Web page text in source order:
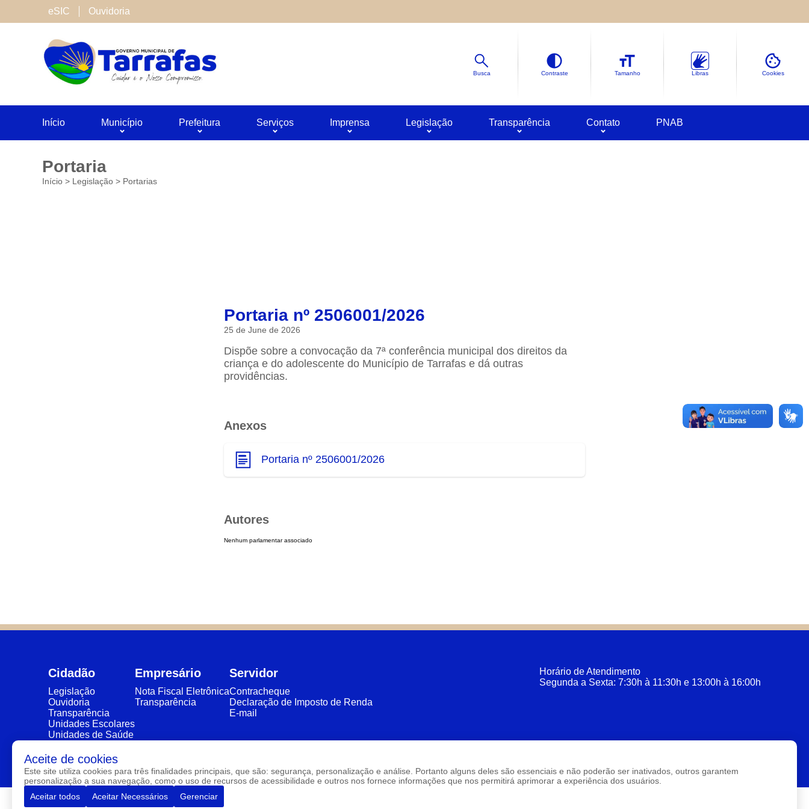
eSIC Ouvidoria
Busca Contraste Tamanho Libras Cookies
Início Município Prefeitura Serviços Imprensa Legislação Transparência Contato PNAB
Portaria
Início > Legislação > Portarias
Portaria nº 2506001/2026
25 de June de 2026
Dispõe sobre a convocação da 7ª conferência municipal dos direitos da
criança e do adolescente do Município de Tarrafas e dá outras
providências.
Anexos
Portaria nº 2506001/2026
Autores
Nenhum parlamentar associado
Cidadão
Legislação
Ouvidoria
Transparência
Unidades Escolares
Unidades de Saúde
Empresário
Nota Fiscal Eletrônica
Transparência
Servidor
Contracheque
Declaração de Imposto de Renda
E-mail
Horário de Atendimento
Segunda a Sexta: 7:30h à 11:30h e 13:00h à 16:00h
Padrão
Aceite de cookies
Este site utiliza cookies para três finalidades principais, que são: segurança, personalização e análise. Portanto alguns deles são essenciais e não poderão ser inativados, outros garantem
personalização a sua navegação, como o uso de recursos de acessibilidade e outros nos fornece informações que nos permitirá aprimorar a experiência dos usuários.
Aceitar todos
Aceitar Necessários Gerenciar
Cookies de terceiros
São cookies inseridos por serviços associados ao site oferecido por outras empresas e que não temos controle sobre as informações coletadas.
Salvar